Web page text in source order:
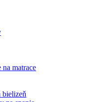
na matrace
bielizeň